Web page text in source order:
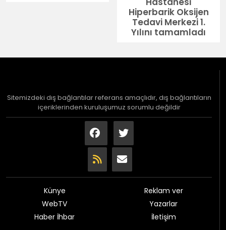
Hiperbarik Oksijen
Tedavi Merkezi 1.
Yılını tamamladı
Sitemizdeki dış bağlantılar referans amaçlıdır, dış bağlantıların
içeriklerinden kuruluşumuz sorumlu değildir
Künye
WebTV
Haber İhbar
Reklam ver
Yazarlar
İletişim